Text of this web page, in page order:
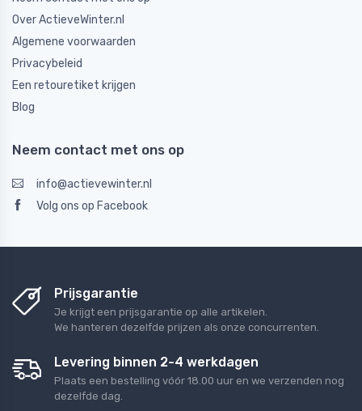
Over ActieveWinter.nl
Algemene voorwaarden
Privacybeleid
Een retouretiket krijgen
Blog
Neem contact met ons op
info@actievewinter.nl
Volg ons op Facebook
Prijsgarantie
Je krijgt een prijsgarantie op alle artikelen.
We hanteren dezelfde prijzen als onze concurrenten.
Levering binnen 2-4 werkdagen
Plaats een bestelling vóór 18.00 uur en we verzenden nog
dezelfde dag.